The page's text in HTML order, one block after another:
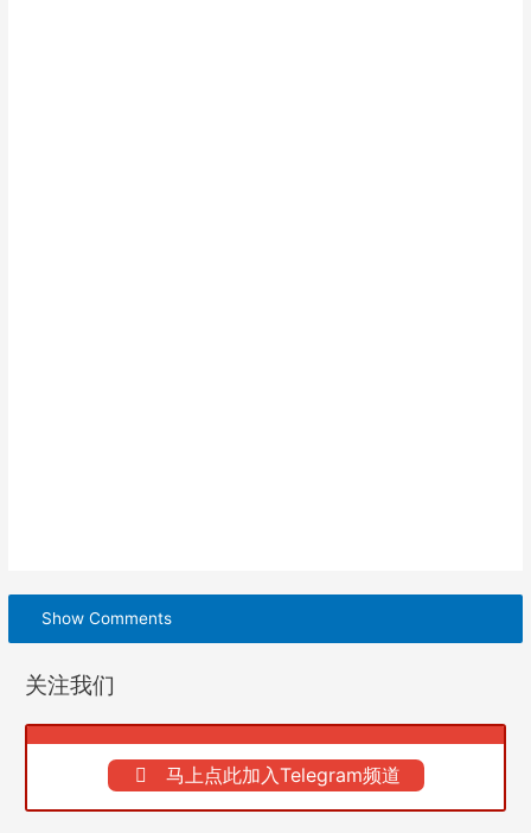
Show Comments
关注我们
马上点此加入Telegram频道